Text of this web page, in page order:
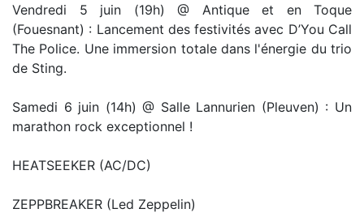
Vendredi 5 juin (19h) @ Antique et en Toque
(Fouesnant) : Lancement des festivités avec D’You Call
The Police. Une immersion totale dans l'énergie du trio
de Sting.
Samedi 6 juin (14h) @ Salle Lannurien (Pleuven) : Un
marathon rock exceptionnel !
HEATSEEKER (AC/DC)
ZEPPBREAKER (Led Zeppelin)